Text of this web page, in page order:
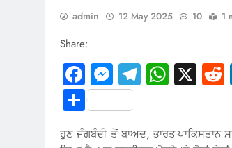
admin 12 May 2025 10 1
Share:
Facebook
Messenger
Telegram
X
Share
ਹੁਣ ਜੰਗਬੰਦੀ ਤੋਂ ਬਾਅਦ, ਭਾਰਤ-ਪਾਕਿਸਤਾਨ